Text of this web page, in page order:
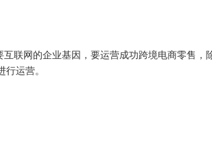
网的企业基因，要运营成功跨境电商零售，
运营。